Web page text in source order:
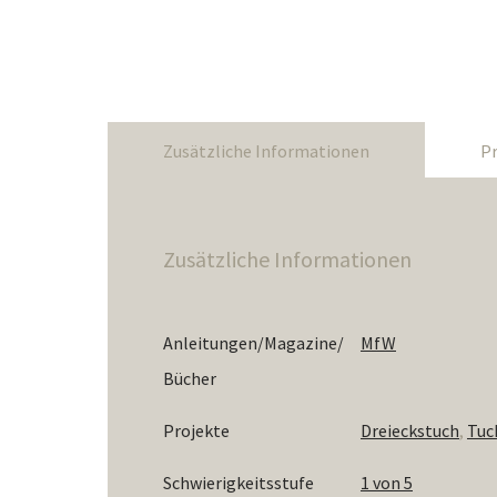
Zusätzliche Informationen
Zusätzliche Informationen
Anleitungen/Magazine/
Bücher
MfW
Projekte Dreieckstuch,
Schwierigkeitsstufe 1 von 5